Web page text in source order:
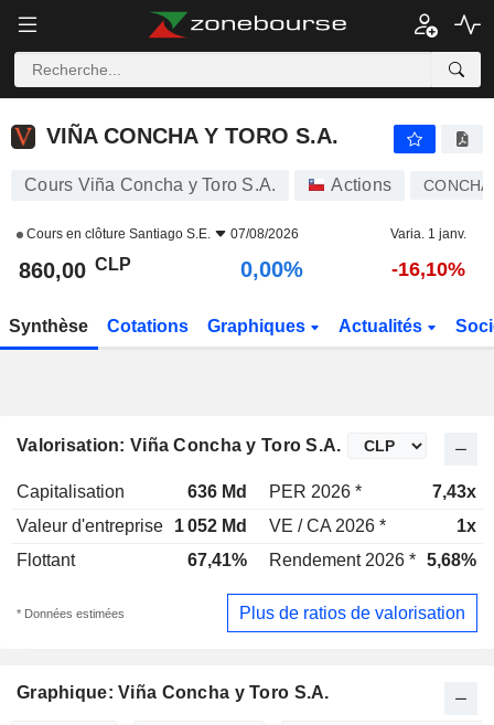
VIÑA CONCHA Y TORO S.A.
VIÑA CONCHA Y TORO S.A.
Cours Viña Concha y Toro S.A. Actions
Cours en clôture Santiago S.E. 07/08/2026 Varia. 1 janv.
860,00 CLP 0,00% -16,10%
Synthèse Cotations Graphiques Actualités
Valorisation: Viña Concha y Toro S.A.
Capitalisation 636 Md PER 2026 *
7,43x
Valeur d'entreprise
1 052 Md VE / CA 2026 *
1x
Flottant
67,41% Rendement 2026 * 5,68%
* Données estimées Plus de ratios de valorisation
Graphique: Viña Concha y Toro S.A.